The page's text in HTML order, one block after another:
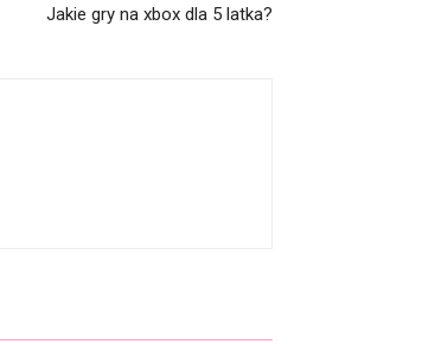
Jakie gry na xbox dla 5 latka?